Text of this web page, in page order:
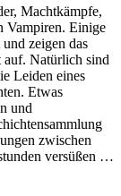
Machtkämpfe,
Vampiren. Einige
zeigen das
auf. Natürlich sind
Leiden eines
Etwas
und
zwischen
versüßen …